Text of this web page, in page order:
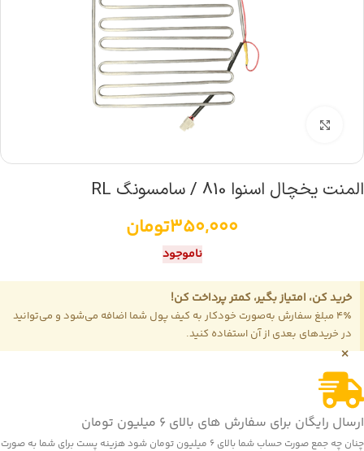
المنت یخچال اسنوا 810 / سامسونگ RL
350,000تومان
ناموجود
خرید کن، امتیاز بگیر، کمتر پرداخت کن!
4٪ مبلغ سفارش به‌صورت خودکار به کیف پول شما اضافه می‌شود و می‌توانید
در خریدهای بعدی از آن استفاده کنید.
×
ارسال رایگان برای سفارش های بالای 6 میلیون تومان
چنان چه جمع صورت حساب شما بالای 6 میلیون تومان شود هزینه پست برای شما به صورت